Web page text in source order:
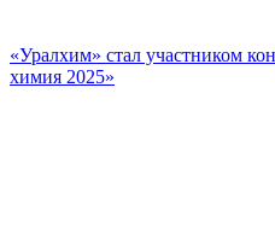
«Уралхим» стал участником
химия 2025»